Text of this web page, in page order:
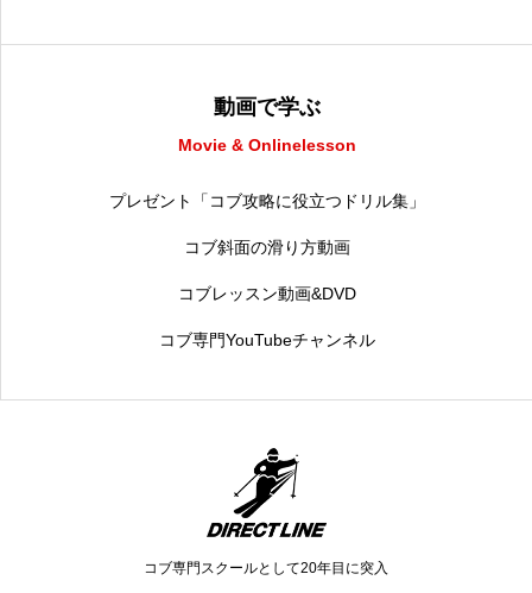
動画で学ぶ
Movie & Onlinelesson
プレゼント「コブ攻略に役立つドリル集」
コブ斜面の滑り方動画
コブレッスン動画&DVD
コブ専門YouTubeチャンネル
コブ専門スクールとして20年目に突入